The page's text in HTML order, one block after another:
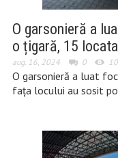
O garsonieră a
o țigară, 15
aug. 16, 2024 0
O garsonieră a luat
fața locului au sosit